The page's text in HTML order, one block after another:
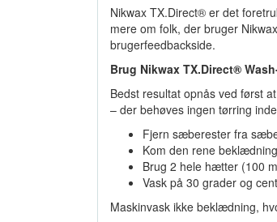
Nikwax TX.Direct® er det
mere om folk, der bruger
brugerfeedbackside.
Brug Nikwax TX.Direct®
Bedst resultat opnås ved først
– der behøves ingen tørring
Fjern sæberester fra
Kom den rene
Brug 2 hele hætter (100
Vask på 30 grader og
Maskinvask ikke beklædning,